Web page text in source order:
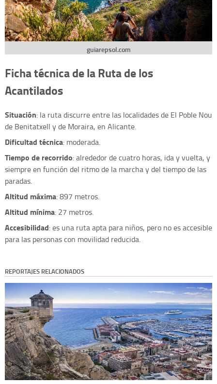
guiarepsol.com
Ficha técnica de la Ruta de los
Acantilados
Situación: la ruta discurre entre las localidades de El Poble Nou
de Benitatxell y de Moraira, en Alicante.
Dificultad técnica: moderada.
Tiempo de recorrido: alrededor de cuatro horas, ida y vuelta, y
siempre en función del ritmo de la marcha y del tiempo de las
paradas.
Altitud máxima: 897 metros.
Altitud mínima: 27 metros.
Accesibilidad: es una ruta apta para niños, pero no es accesible
para las personas con movilidad reducida.
REPORTAJES RELACIONADOS